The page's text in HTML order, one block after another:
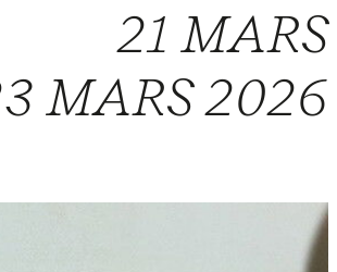
21 MARS
MARS 2026